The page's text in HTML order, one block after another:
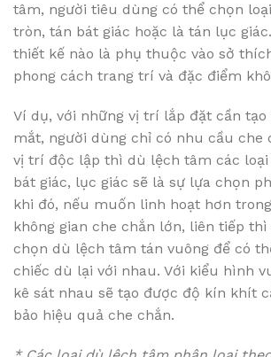
tâm, người tiêu dùng có thể chọn
tròn, tán bát giác hoặc là tán lục
thiết kế nào là phụ thuộc vào sở
phong cách trang trí và đặc điểm
Ví dụ, với những vị trí lắp đặt cần
mắt, người dùng chỉ có nhu cầu che
vị trí độc lập thì dù lệch tâm các
bát giác, lục giác sẽ là sự lựa chọn
khi đó, nếu muốn linh hoạt hơn
không gian che chắn lớn, liên tiếp
chọn dù lệch tâm tán vuông để có
chiếc dù lại với nhau. Với kiểu hình
kê sát nhau sẽ tạo được độ kín khít
bảo hiệu quả che chắn.